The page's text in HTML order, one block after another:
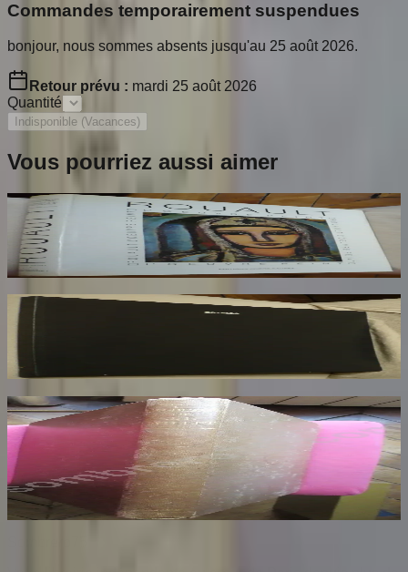
Commandes temporairement suspendues
bonjour, nous sommes absents jusqu'au 25 août 2026.
Retour prévu : mardi 25 août 2026
Quantité
Indisponible (Vacances)
Vous pourriez aussi aimer
Rouault. L'Oeuvre Peint. Volume 2
ROUAULT Isabelle
170€
Rotella. Dal Decollage alla Nuova Immagine
RESTANY Pierre
73
Les Dessins de F. Millet illustré de Cinquante
Reproductions en Fac Similé d'après les
Dessins Originaux du Maître
BENEDITE Léonce